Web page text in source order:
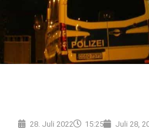
28. Juli 2022 15:25 Juli 28,